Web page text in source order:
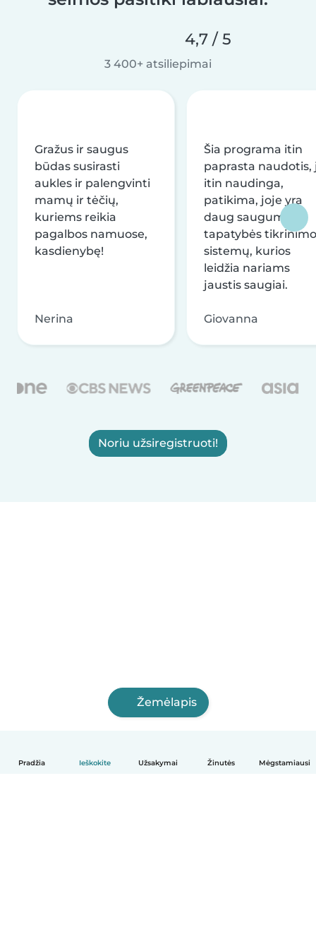
Pradžia Ieškokite Užsakymai Žinutės Mėgstamiausi
4,7 / 5
3 400+ atsiliepimai
Gražus ir saugus
būdas susirasti
aukles ir palengvinti
mamų ir tėčių,
kuriems reikia
pagalbos namuose,
kasdienybę!
Nerina
Šia programa itin
paprasta naudotis,
itin naudinga,
patikima, joje yra
daug saugumo ir
tapatybės tikrinimo
sistemų, kurios
leidžia nariams
jaustis saugiai.
Giovanna
Noriu užsiregistruoti!
Žemėlapis